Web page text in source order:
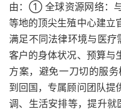
由：① 全球资源网络：
等地的顶尖生殖中心建立
满足不同法律环境与医
客户的身体状况、预算与
方案，避免一刀切的服
到回国，专属顾问团队提
调、生活安排等，提升